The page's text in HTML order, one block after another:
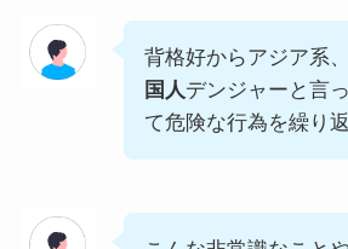
背格好からアジア系
国人デンジャーと言
て危険な行為を繰り